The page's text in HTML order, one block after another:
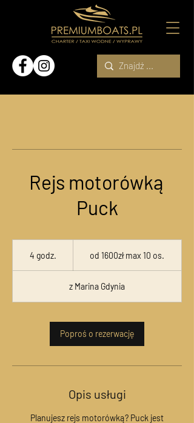
Rejs motorówką
Puck
4 godz.
z
os.
od 1600zł max 10 os.
z Marina Gdynia
Poproś o rezerwację
Opis usługi
Planujesz rejs motorówką? Puck jest